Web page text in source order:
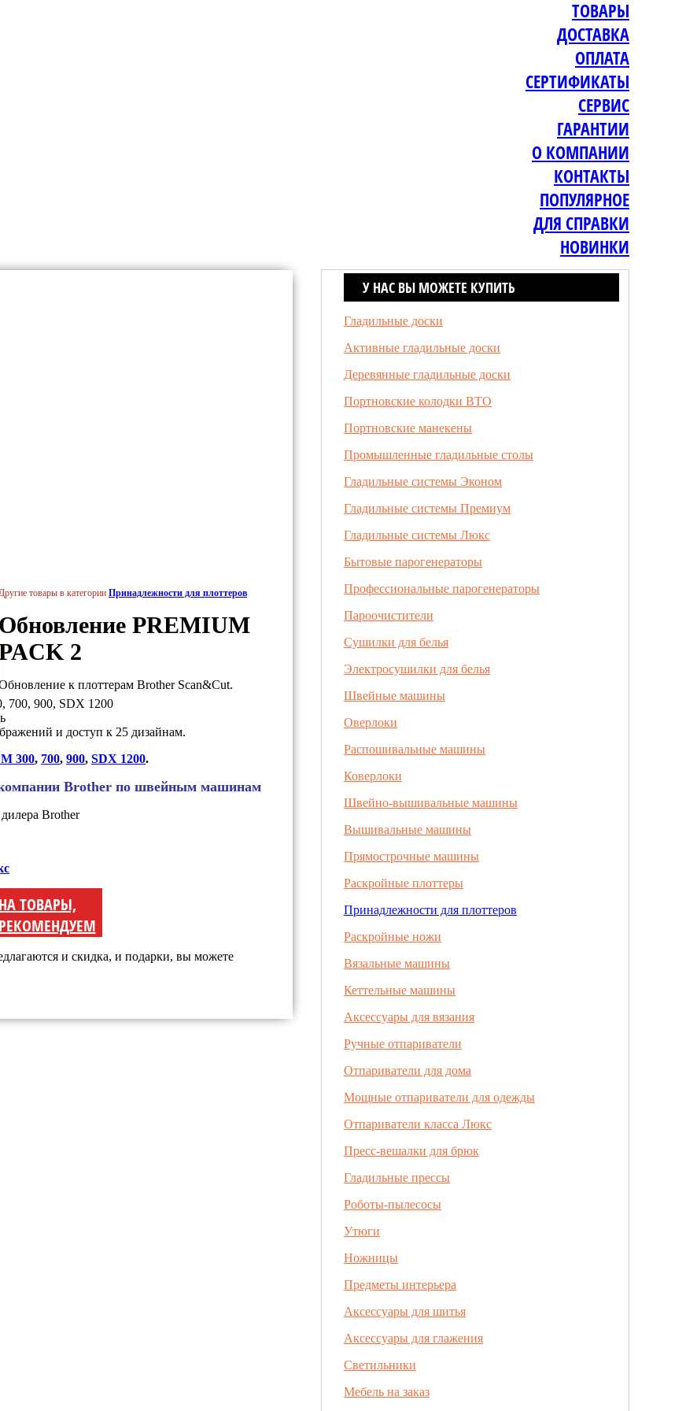
ТОВАРЫ
ДОСТАВКА
ОПЛАТА
СЕРТИФИКАТЫ
СЕРВИС
ГАРАНТИИ
О КОМПАНИИ
КОНТАКТЫ
ПОПУЛЯРНОЕ
ДЛЯ СПРАВКИ
НОВИНКИ
700, 900, SDX 1200
товары в категории Принадлежности для плоттеров
Обновление PREMIUM
2
к плоттерам Brother Scan&Cut.
и доступ к 25 дизайнам.
300, 700, 900, SDX 1200.
Brother по швейным машинам
ТОВАРЫ,
и скидка, и подарки, вы можете
У НАС ВЫ МОЖЕТЕ КУПИТЬ
Гладильные доски
Активные гладильные доски
Деревянные гладильные доски
Портновские колодки ВТО
Портновские манекены
Промышленные гладильные столы
Гладильные системы Эконом
Гладильные системы Премиум
Гладильные системы Люкс
Бытовые парогенераторы
Профессиональные парогенераторы
Пароочистители
Сушилки для белья
Электросушилки для белья
Швейные машины
Оверлоки
Распошивальные машины
Коверлоки
Швейно-вышивальные машины
Вышивальные машины
Прямострочные машины
Раскройные плоттеры
Принадлежности для плоттеров
Раскройные ножи
Вязальные машины
Кеттельные машины
Аксессуары для вязания
Ручные отпариватели
Отпариватели для дома
Мощные отпариватели для одежды
Отпариватели класса Люкс
Пресс-вешалки для брюк
Гладильные прессы
Роботы-пылесосы
Утюги
Ножницы
Предметы интерьера
Аксессуары для шитья
Аксессуары для глажения
Светильники
Мебель на заказ